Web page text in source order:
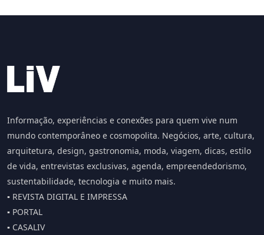
Informação, experiências e conexões para quem vive num
mundo contemporâneo e cosmopolita. Negócios, arte, cultura,
arquitetura, design, gastronomia, moda, viagem, dicas, estilo
de vida, entrevistas exclusivas, agenda, empreendedorismo,
sustentabilidade, tecnologia e muito mais.
▪️ REVISTA DIGITAL E IMPRESSA
▪️ PORTAL
▪️ CASALIV